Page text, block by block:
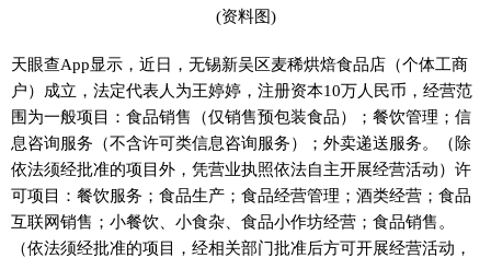
(资料图)
天眼查App显示，近日，无锡新吴区麦稀烘焙食品店（个体工商
户）成立，法定代表人为王婷婷，注册资本10万人民币，经营范
围为一般项目：食品销售（仅销售预包装食品）；餐饮管理；信
息咨询服务（不含许可类信息咨询服务）；外卖递送服务。（除
依法须经批准的项目外，凭营业执照依法自主开展经营活动）许
可项目：餐饮服务；食品生产；食品经营管理；酒类经营；食品
互联网销售；小餐饮、小食杂、食品小作坊经营；食品销售。
（依法须经批准的项目，经相关部门批准后方可开展经营活动，